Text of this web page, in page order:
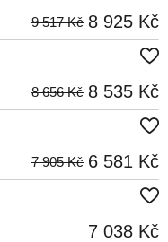
8 925 Kč
9 517 Kč
8 535 Kč
8 656 Kč
6 581 Kč
7 905 Kč
7 038 Kč